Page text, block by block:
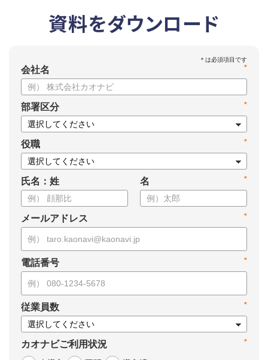
資料をダウンロード
*
会社名
*
部署区分
*
役職
氏名：姓 *
名
*
メールアドレス
*
電話番号
*
従業員数
*
カオナビご利用状況